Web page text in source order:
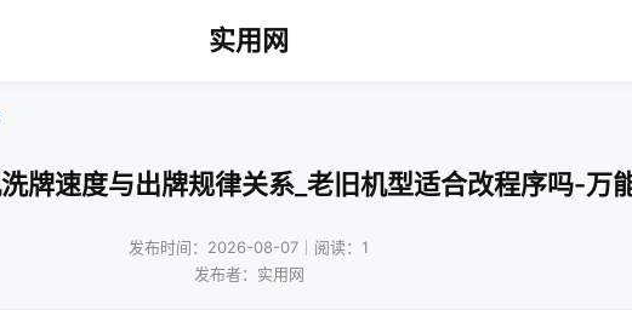
实用网
牌速度与出牌规律关系_老旧机型适合改程序吗-万
发布时间：2026-08-07｜阅读：1
发布者：实用网